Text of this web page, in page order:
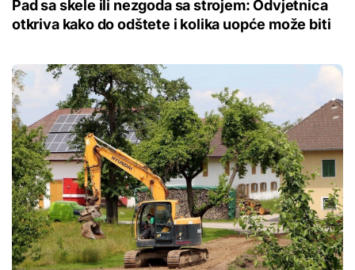
Pad sa skele ili nezgoda sa strojem: Odvjetnica
otkriva kako do odštete i kolika uopće može biti